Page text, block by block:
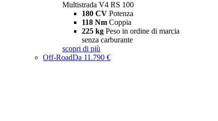
Multistrada V4 RS 100
180 CV Potenza
118 Nm Coppia
225 kg Peso in ordine di marcia
senza carburante
scopri di più
Off-RoadDa 11.790 €